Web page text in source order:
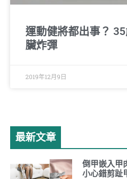
運動健將都出事？
臟炸彈
2019年12月9日
最新文章
倒甲嵌入甲
小心錯剪趾